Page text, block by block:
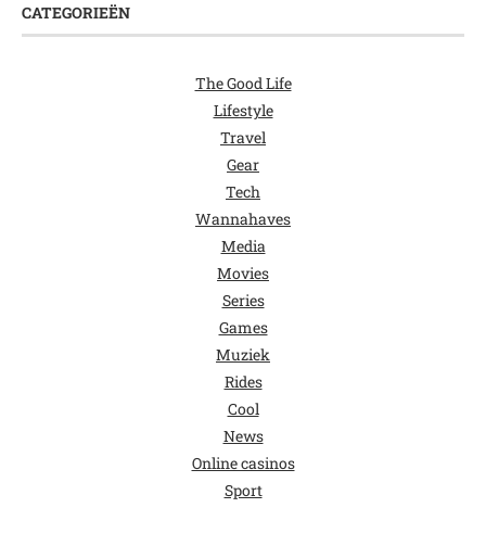
CATEGORIEËN
The Good Life
Lifestyle
Travel
Gear
Tech
Wannahaves
Media
Movies
Series
Games
Muziek
Rides
Cool
News
Online casinos
Sport